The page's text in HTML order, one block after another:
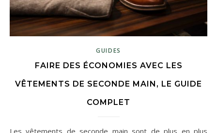
GUIDES
FAIRE DES ÉCONOMIES AVEC LES
VÊTEMENTS DE SECONDE MAIN, LE GUIDE
COMPLET
Les vêtements de seconde main sont de plus en plus